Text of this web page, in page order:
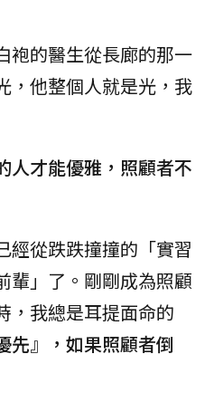
袍的醫生從長廊的那一
，他整個人就是光，我
人才能優雅，照顧者不
經從跌跌撞撞的「實習
輩」了。剛剛成為照顧
，我總是耳提面命的
先』，如果照顧者倒